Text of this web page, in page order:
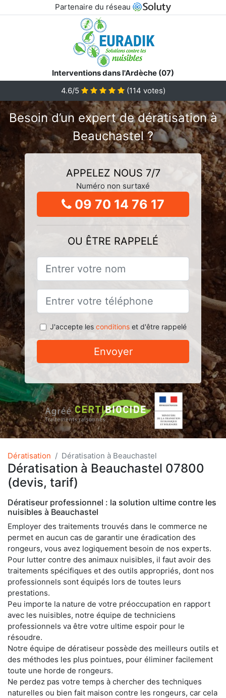
Partenaire du réseau
Interventions dans l'Ardèche (07)
4.6/5
(114 votes)
Besoin d’un expert de dératisation à
Beauchastel ?
APPELEZ NOUS 7/7
Numéro non surtaxé
09 70 14 76 17
OU ÊTRE RAPPELÉ
J'accepte les conditionset d'être rappelé
Envoyer
Dératisation Dératisation à Beauchastel
Dératisation à Beauchastel 07800
(devis, tarif)
Dératiseur professionnel : la solution ultime contre les
nuisibles à Beauchastel
Employer des traitements trouvés dans le commerce ne
permet en aucun cas de garantir une éradication des
rongeurs, vous avez logiquement besoin de nos experts.
Pour lutter contre des animaux nuisibles, il faut avoir des
traitements spécifiques et des outils appropriés, dont nos
professionnels sont équipés lors de toutes leurs
prestations.
Peu importe la nature de votre préoccupation en rapport
avec les nuisibles, notre équipe de techniciens
professionnels va être votre ultime espoir pour le
résoudre.
Notre équipe de dératiseur possède des meilleurs outils et
des méthodes les plus pointues, pour éliminer facilement
toute une horde de rongeurs.
Ne perdez pas votre temps à chercher des techniques
naturelles ou bien fait maison contre les rongeurs, car cela